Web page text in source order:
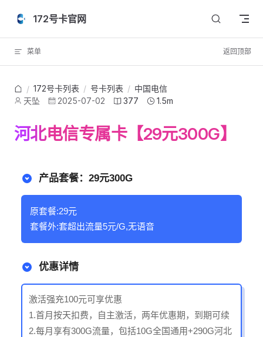
Skip to content
172号卡官网
菜单 返回顶部
/ 172号卡列表 / 号卡列表 / 中国电信
天坠
2025-07-02 377 1.5m
河北电信专属卡【29元300G】
产品套餐：29元300G
原套餐:29元
套餐外:套超出流量5元/G,无语音
优惠详情
激活强充100元可享优惠
1.首月按天扣费，自主激活，两年优惠期，到期可续
2.每月享有300G流量，包括10G全国通用+290G河北